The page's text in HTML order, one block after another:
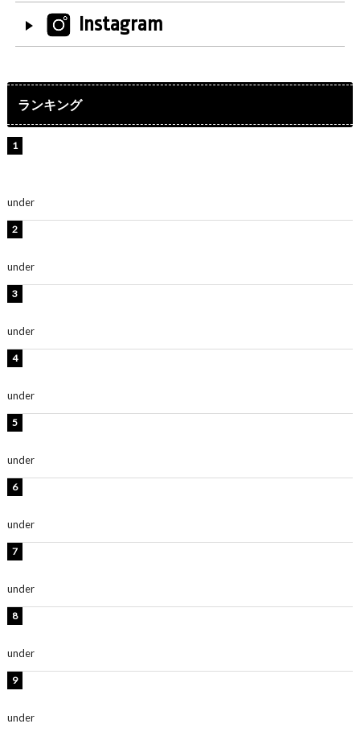
Instagram
ランキング
under
under
under
under
under
under
under
under
under